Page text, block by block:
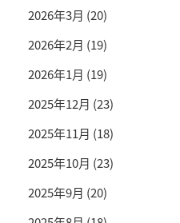
2026年3月 (20)
2026年2月 (19)
2026年1月 (19)
2025年12月 (23)
2025年11月 (18)
2025年10月 (23)
2025年9月 (20)